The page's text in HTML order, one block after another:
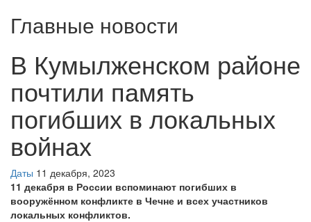
Главные новости
В Кумылженском районе
почтили память
погибших в локальных
войнах
Даты 11 декабря, 2023
11 декабря в России вспоминают погибших в
вооружённом конфликте в Чечне и всех участников
локальных конфликтов.